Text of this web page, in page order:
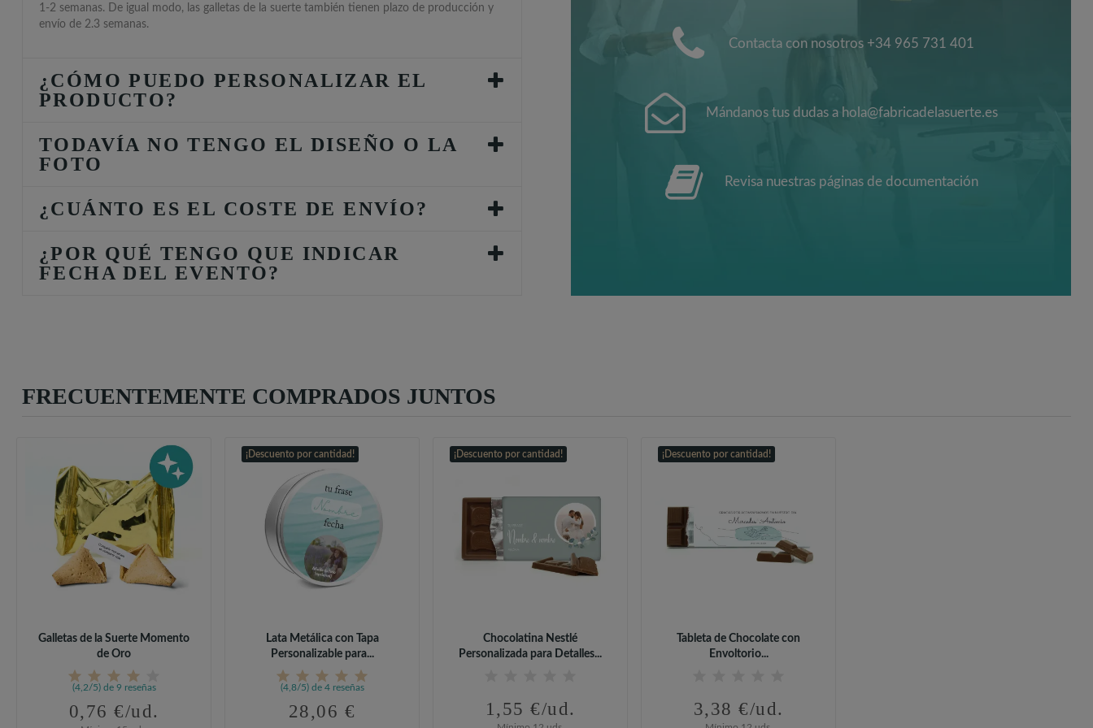
1-2 semanas. De igual modo, las galletas de la suerte también tienen plazo de producción y
envío de 2.3 semanas.
¿CÓMO PUEDO PERSONALIZAR EL
PRODUCTO?
TODAVÍA NO TENGO EL DISEÑO O LA
FOTO
¿CUÁNTO ES EL COSTE DE ENVÍO?
¿POR QUÉ TENGO QUE INDICAR
FECHA DEL EVENTO?
Contacta con nosotros +34 965 731 401
Mándanos tus dudas a hola@fabricadelasuerte.es
Revisa nuestras páginas de documentación
FRECUENTEMENTE COMPRADOS JUNTOS
Galletas de la Suerte Momento
de Oro
(4,2/5) de 9 reseñas
0,76 €/ud.
¡Descuento por cantidad!
Lata Metálica con Tapa
Personalizable para...
(4,8/5) de 4 reseñas
28,06 €
¡Descuento por cantidad!
Chocolatina Nestlé
Personalizada para Detalles...
1,55 €/ud.
¡Descuento por cantidad!
Tableta de Chocolate con
Envoltorio...
3,38 €/ud.